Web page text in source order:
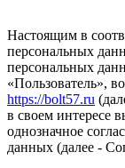
Настоящим в
персональных
персональных
«Пользователь»,
https://bolt57.ru
в своем интересе
однозначное
данных (далее -